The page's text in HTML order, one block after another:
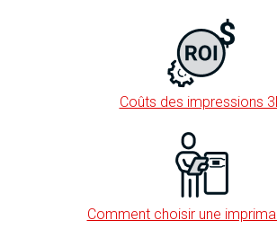
Coûts des impressions
Comment choisir une